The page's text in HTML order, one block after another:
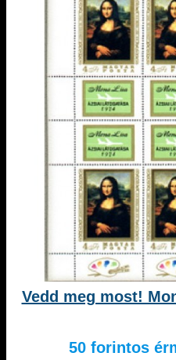
Vedd meg most!
50 forintos